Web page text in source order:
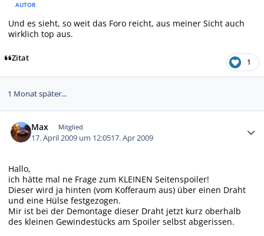
AUTOR
Und es sieht, so weit das Foro reicht, aus meiner Sicht auch
wirklich top aus.
Zitat 1
1 Monat später...
Max Mitglied
17. April 2009 um 12:0517. Apr 2009
Hallo,
ich hätte mal ne Frage zum KLEINEN Seitenspoiler!
Dieser wird ja hinten (vom Kofferaum aus) über einen Draht
und eine Hülse festgezogen.
Mir ist bei der Demontage dieser Draht jetzt kurz oberhalb
des kleinen Gewindestücks am Spoiler selbst abgerissen.